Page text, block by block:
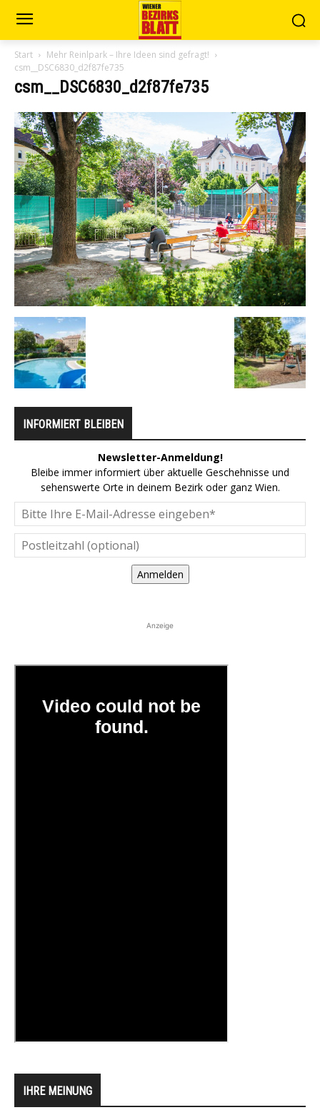
Start
Mehr Reinlpark – Ihre Ideen sind gefragt!
csm__DSC6830_d2f87fe735
csm__DSC6830_d2f87fe735
INFORMIERT BLEIBEN
Newsletter-Anmeldung!
Bleibe immer informiert über aktuelle Geschehnisse und
sehenswerte Orte in deinem Bezirk oder ganz Wien.
Anmelden
Anzeige
IHRE MEINUNG